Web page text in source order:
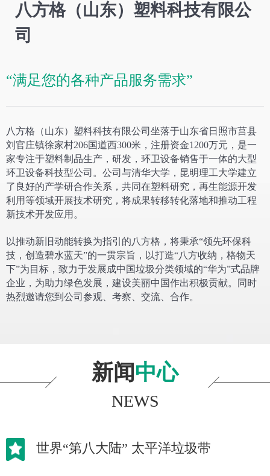
八方格（山东）塑料科技有限公
司
“满足您的各种产品服务需求”
八方格（山东）塑料科技有限公司坐落于山东省日照市莒县
刘官庄镇徐家村206国道西300米 ，注册资金1200万元，是一
家专注于塑料制品生产，研发，环卫设备销售于一体的大型
环卫设备科技型公司。公司与清华大学，昆明理工大学建立
了良好的产学研合作关系，共同在塑料研究，再生能源开发
利用等领域开展技术研究，将成果转移转化落地和推动工程
新技术开发应用。
以推动新旧动能转换为指引的八方格，将秉承“领先环保科
技，创造碧水蓝天”的一贯宗旨，以打造“八方收纳，格物天
下”为目标，致力于发展成中国垃圾分类领域的“华为”式品牌
企业，为助力绿色发展，建设美丽中国作出积极贡献。同时
热烈邀请您到公司参观、考察、交流、合作。
新闻 中心
NEWS
世界“第八大陆” 太平洋垃圾带